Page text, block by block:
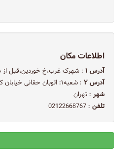
اطلاعات مکان
آدرس ۱
: شهرک غرب،خ خوردین،قبل
آدرس ۲
: شعبه۱: اتوبان حقانی خیابان کوشا خیابان ورزش روبروی استخر شهید کشوری
شهر : تهران
تلفن : 02122668767